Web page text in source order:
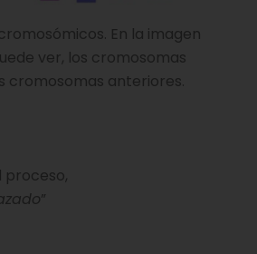
En la imagen
ver, los cromosomas
cromosomas anteriores.
proceso,
”